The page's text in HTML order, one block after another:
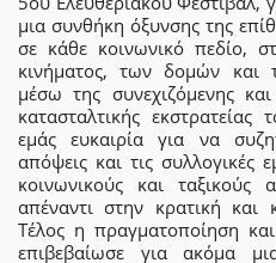
μια συνθήκη όξυνσης της
σε κάθε κοινωνικό πεδίο,
κινήματος, των δομών και
μέσω της συνεχιζόμενης και
κατασταλτικής
εμάς ευκαιρία για να
απόψεις και τις συλλογικές
κοινωνικούς και ταξικούς
απέναντι στην κρατική και
Τέλος η πραγματοποίηση
επιβεβαίωσε για ακόμα